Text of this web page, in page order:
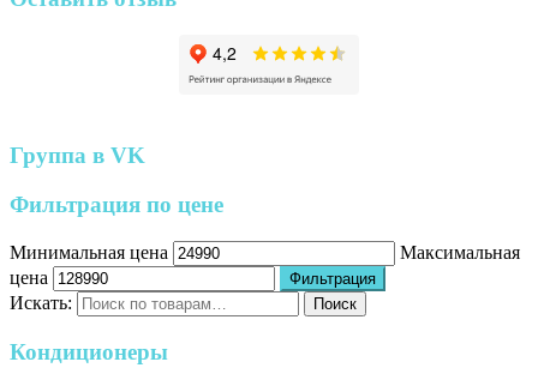
Группа в VK
Фильтрация по цене
Минимальная цена
Максимальная
цена
Фильтрация
Искать: Поиск
Кондиционеры